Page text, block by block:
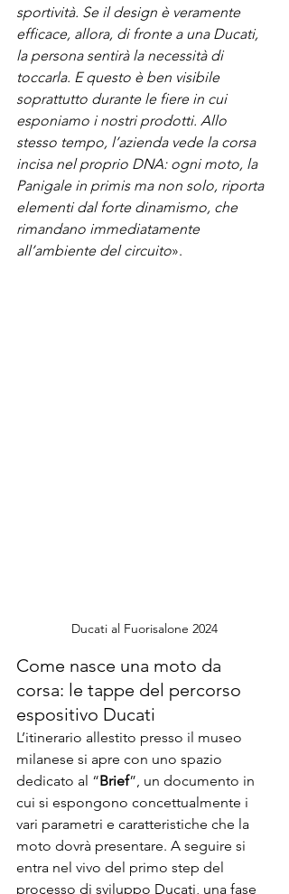
sportività. Se il design è veramente
efficace, allora, di fronte a una Ducati,
la persona sentirà la necessità di
toccarla. E questo è ben visibile
soprattutto durante le fiere in cui
esponiamo i nostri prodotti. Allo
stesso tempo, l’azienda vede la corsa
incisa nel proprio DNA: ogni moto, la
Panigale in primis ma non solo, riporta
elementi dal forte dinamismo, che
rimandano immediatamente
all’ambiente del circuito».
Ducati al Fuorisalone 2024
Come nasce una moto da
corsa: le tappe del percorso
espositivo Ducati
L’itinerario allestito presso il museo
milanese si apre con uno spazio
dedicato al “Brief”, un documento in
cui si espongono concettualmente i
vari parametri e caratteristiche che la
moto dovrà presentare. A seguire si
entra nel vivo del primo step del
processo di sviluppo Ducati, una fase